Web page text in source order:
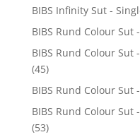
BIBS Infinity Sut -
BIBS Rund Colour Sut
BIBS Rund Colour
(45)
BIBS Rund Colour Sut
BIBS Rund Colour
(53)